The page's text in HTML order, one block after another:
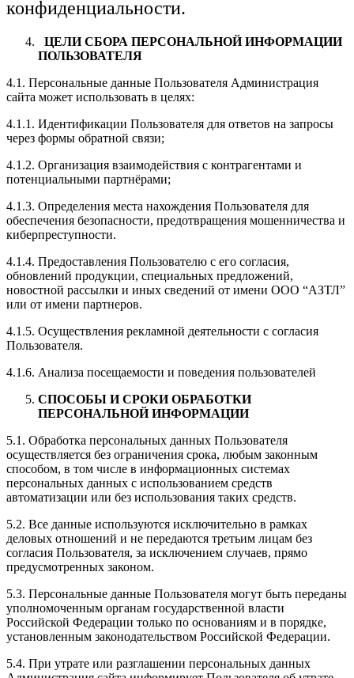
конфиденциальности.
ЦЕЛИ СБОРА ПЕРСОНАЛЬНОЙ ИНФОРМАЦИИ
ПОЛЬЗОВАТЕЛЯ
4.1. Персональные данные Пользователя Администрация
сайта может использовать в целях:
4.1.1. Идентификации Пользователя для ответов на запросы
через формы обратной связи;
4.1.2. Организация взаимодействия с контрагентами и
потенциальными партнёрами;
4.1.3. Определения места нахождения Пользователя для
обеспечения безопасности, предотвращения мошенничества и
киберпреступности.
4.1.4. Предоставления Пользователю с его согласия,
обновлений продукции, специальных предложений,
новостной рассылки и иных сведений от имени ООО “АЗТЛ”
или от имени партнеров.
4.1.5. Осуществления рекламной деятельности с согласия
Пользователя.
4.1.6. Анализа посещаемости и поведения пользователей
СПОСОБЫ И СРОКИ ОБРАБОТКИ
ПЕРСОНАЛЬНОЙ ИНФОРМАЦИИ
5.1. Обработка персональных данных Пользователя
осуществляется без ограничения срока, любым законным
способом, в том числе в информационных системах
персональных данных с использованием средств
автоматизации или без использования таких средств.
5.2. Все данные используются исключительно в рамках
деловых отношений и не передаются третьим лицам без
согласия Пользователя, за исключением случаев, прямо
предусмотренных законом.
5.3. Персональные данные Пользователя могут быть переданы
уполномоченным органам государственной власти
Российской Федерации только по основаниям и в порядке,
установленным законодательством Российской Федерации.
5.4. При утрате или разглашении персональных данных